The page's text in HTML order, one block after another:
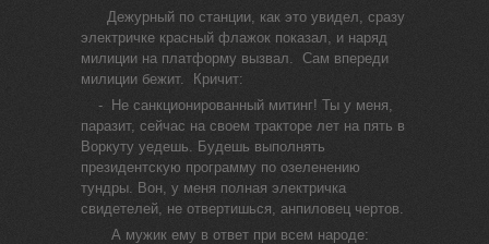
Дежурный по станции, как это увидел, сразу
электричке красный флажок показал, и наряд
милиции на платформу вызвал. Сам впереди
милиции бежит. Кричит:
- Не санкционированный митинг! Ты у меня,
паразит, сейчас на своем тракторе лет на пять в
Воркуту уедешь. Будешь выполнять
президентскую программу по озеленению
тундры. Вон, у меня полная электричка
свидетелей, не отвертишься, анпиловец чертов.
А мужик ему в ответ при всем народе: